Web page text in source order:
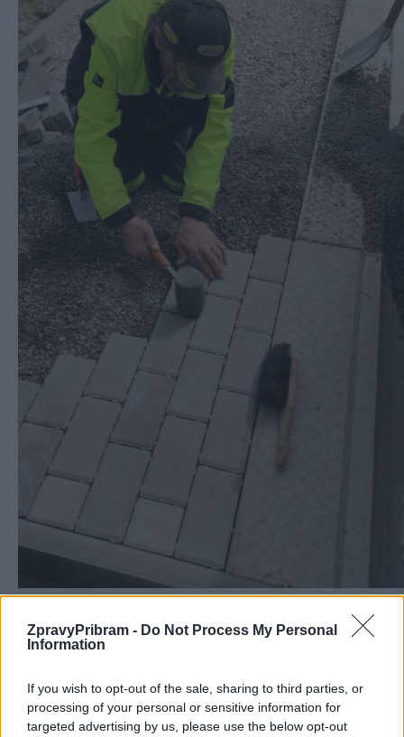
ZpravyPribram - Do Not Process My Personal
Information
If you wish to opt-out of the sale, sharing to third parties, or
processing of your personal or sensitive information for
targeted advertising by us, please use the below opt-out
Komentáře
TAGY Nesvačily zastávka